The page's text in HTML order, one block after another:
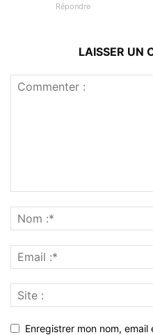
Répondre
LAISSER UN
Enregistrer mon nom,